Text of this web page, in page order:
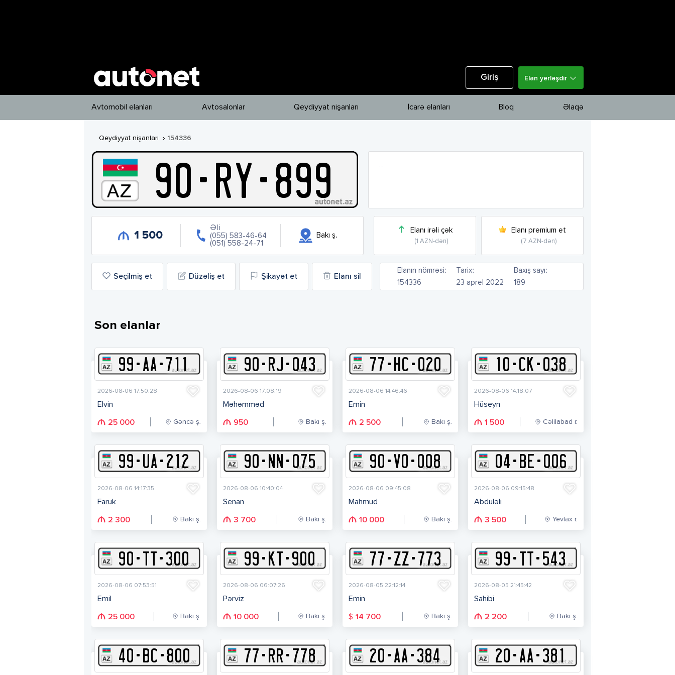
Giriş Elan yerləşdir
Avtomobil elanları Avtosalonlar Qeydiyyat nişanları İcarə elanları Bloq Əlaqə
Qeydiyyat nişanları  154336
90-RY-899 …
1 500
Əli
(055) 583-46-64
(051) 558-24-71
Bakı ş.
Elanı irəli çək
(1 AZN-dən)
Elanı premium et
(7 AZN-dən)
Seçilmiş et Düzəliş et Şikayət et Elanı sil
Elanın nömrəsi:
154336
Tarix:
23 aprel 2022
Baxış sayı:
189
Son elanlar
99-AA-711
2026-08-06 17:50:28
Elvin
25 000 Gəncə ş.
90-RJ-043
2026-08-06 17:08:19
Məhəmməd
950 Bakı ş.
77-HC-020
2026-08-06 14:46:46
Emin
2 500 Bakı ş.
10-CK-038
2026-08-06 14:18:07
Hüseyn
1 500 Cəlilabad r.
99-UA-212
2026-08-06 14:17:35
Faruk
2 300 Bakı ş.
90-NN-075
2026-08-06 10:40:04
Senan
3 700 Bakı ş.
90-VO-008
2026-08-06 09:45:08
Mahmud
10 000 Bakı ş.
04-BE-006
2026-08-06 09:15:48
Abduləli
3 500 Yevlax r.
90-TT-300
2026-08-06 07:53:51
Emil
25 000 Bakı ş.
99-KT-900
2026-08-06 06:07:26
Pərviz
10 000 Bakı ş.
77-ZZ-773
2026-08-05 22:12:14
Emin
$ 14 700 Bakı ş.
99-TT-543
2026-08-05 21:45:42
Sahibi
2 200 Bakı ş.
40-BC-800 77-RR-778 20-AA-384 20-AA-381